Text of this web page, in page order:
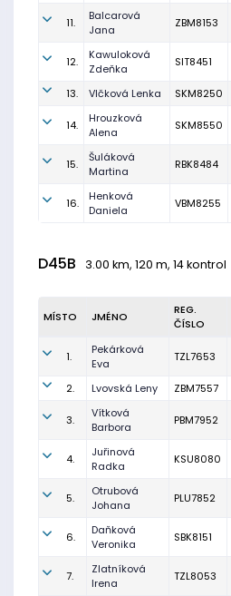
11.
Balcarová
Jana
ZBM8153
12.
Kawuloková
Zdeňka
SIT8451
13. Vlčková Lenka SKM8250
14.
Hrouzková
Alena
SKM8550
15.
Šuláková
Martina
RBK8484
16.
Henková
Daniela
VBM8255
D45B 3.00 km, 120 m, 14 kontrol
MÍSTO JMÉNO
REG.
ČÍSLO
1.
Pekárková
Eva
TZL7653
2. Lvovská Leny ZBM7557
3.
Vítková
Barbora
PBM7952
4.
Juřinová
Radka
KSU8080
5.
Otrubová
Johana
PLU7852
6.
Daňková
Veronika
SBK8151
7.
Zlatníková
Irena
TZL8053